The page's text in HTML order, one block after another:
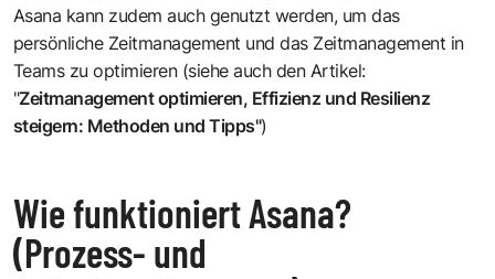
Asana kann zudem auch genutzt werden, um das
persönliche Zeitmanagement und das Zeitmanagement in
Teams zu optimieren (siehe auch den Artikel:
"Zeitmanagement optimieren, Effizienz und Resilienz
steigern: Methoden und Tipps")
Wie funktioniert Asana?
(Prozess- und